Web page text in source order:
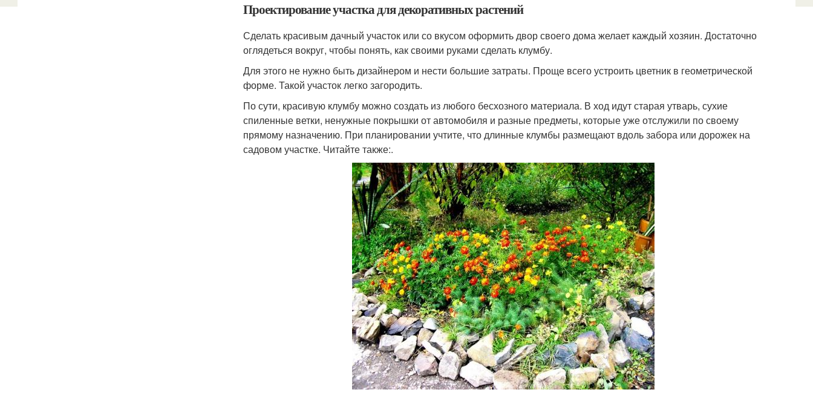
Проектирование участка для декоративных растений
Сделать красивым дачный участок или со вкусом оформить двор своего дома желает каждый хозяин. Достаточно
оглядеться вокруг, чтобы понять, как своими руками сделать клумбу.
Для этого не нужно быть дизайнером и нести большие затраты. Проще всего устроить цветник в геометрической
форме. Такой участок легко загородить.
По сути, красивую клумбу можно создать из любого бесхозного материала. В ход идут старая утварь, сухие
спиленные ветки, ненужные покрышки от автомобиля и разные предметы, которые уже отслужили по своему
прямому назначению. При планировании учтите, что длинные клумбы размещают вдоль забора или дорожек на
садовом участке. Читайте также:.